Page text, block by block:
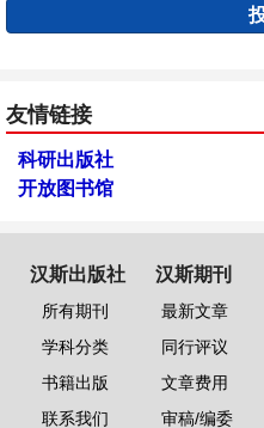
友情链接
科研出版社
开放图书馆
汉斯出版社
所有期刊
学科分类
书籍出版
联系我们
汉斯期刊
最新文章
同行评议
文章费用
审稿/编委